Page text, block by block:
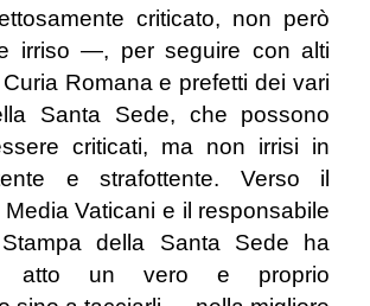
criticato, non però
irriso ―, per seguire con alti
Romana e prefetti dei vari
Santa Sede, che possono
criticati, ma non irrisi in
e strafottente. Verso il
Vaticani e il responsabile
della Santa Sede ha
atto un vero e proprio